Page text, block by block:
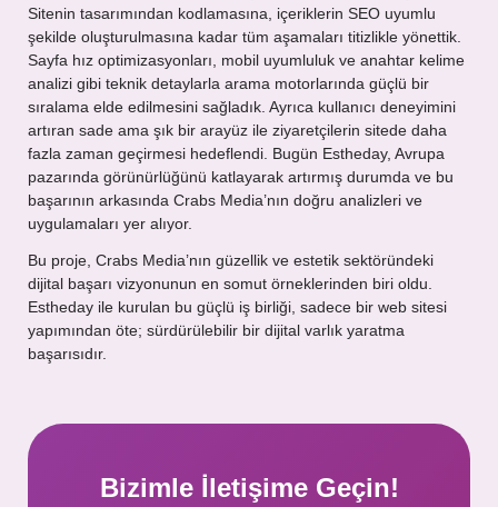
Sitenin tasarımından kodlamasına, içeriklerin SEO uyumlu
şekilde oluşturulmasına kadar tüm aşamaları titizlikle yönettik.
Sayfa hız optimizasyonları, mobil uyumluluk ve anahtar kelime
analizi gibi teknik detaylarla arama motorlarında güçlü bir
sıralama elde edilmesini sağladık. Ayrıca kullanıcı deneyimini
artıran sade ama şık bir arayüz ile ziyaretçilerin sitede daha
fazla zaman geçirmesi hedeflendi. Bugün Estheday, Avrupa
pazarında görünürlüğünü katlayarak artırmış durumda ve bu
başarının arkasında Crabs Media’nın doğru analizleri ve
uygulamaları yer alıyor.
Bu proje, Crabs Media’nın güzellik ve estetik sektöründeki
dijital başarı vizyonunun en somut örneklerinden biri oldu.
Estheday ile kurulan bu güçlü iş birliği, sadece bir web sitesi
yapımından öte; sürdürülebilir bir dijital varlık yaratma
başarısıdır.
Bizimle İletişime Geçin!
Mesajınız